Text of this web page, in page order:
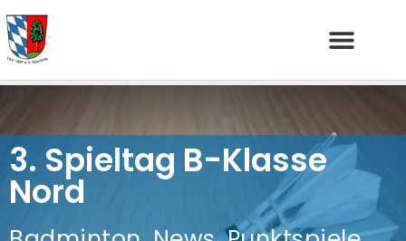
3. Spieltag B-Klasse
Nord